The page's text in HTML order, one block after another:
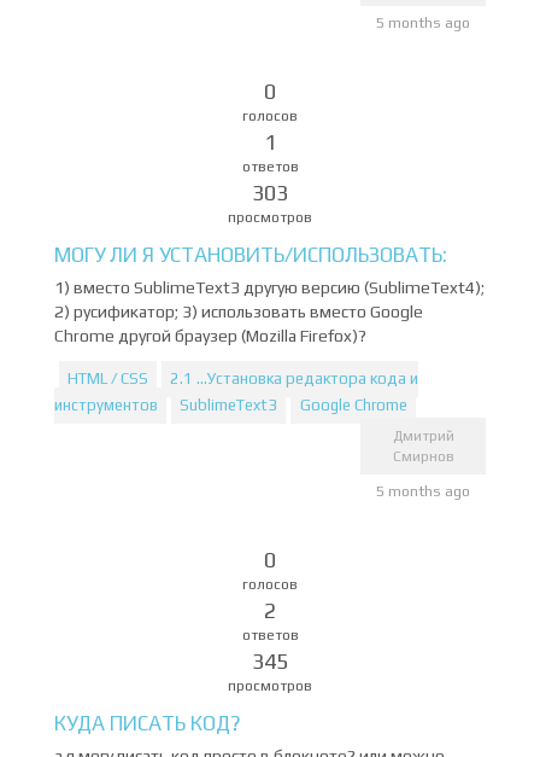
5 months ago
0
голосов
1
ответов
303
просмотров
МОГУ ЛИ Я УСТАНОВИТЬ/ИСПОЛЬЗОВАТЬ:
1) вместо SublimeText3 другую версию (SublimeText4);
2) русификатор; 3) использовать вместо Google
Chrome другой браузер (Mozilla Firefox)?
HTML / CSS
2.1 ...Установка редактора кода и
инструментов
SublimeText3 Google Chrome
Дмитрий
Смирнов
5 months ago
0
голосов
2
ответов
345
просмотров
КУДА ПИСАТЬ КОД?